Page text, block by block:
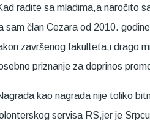
radite sa mladima,a naročito
sam član Cezara od 2010.
završenog fakulteta,i drago
priznanje za doprinos
kao nagrada nije toliko
servisa RS,jer je